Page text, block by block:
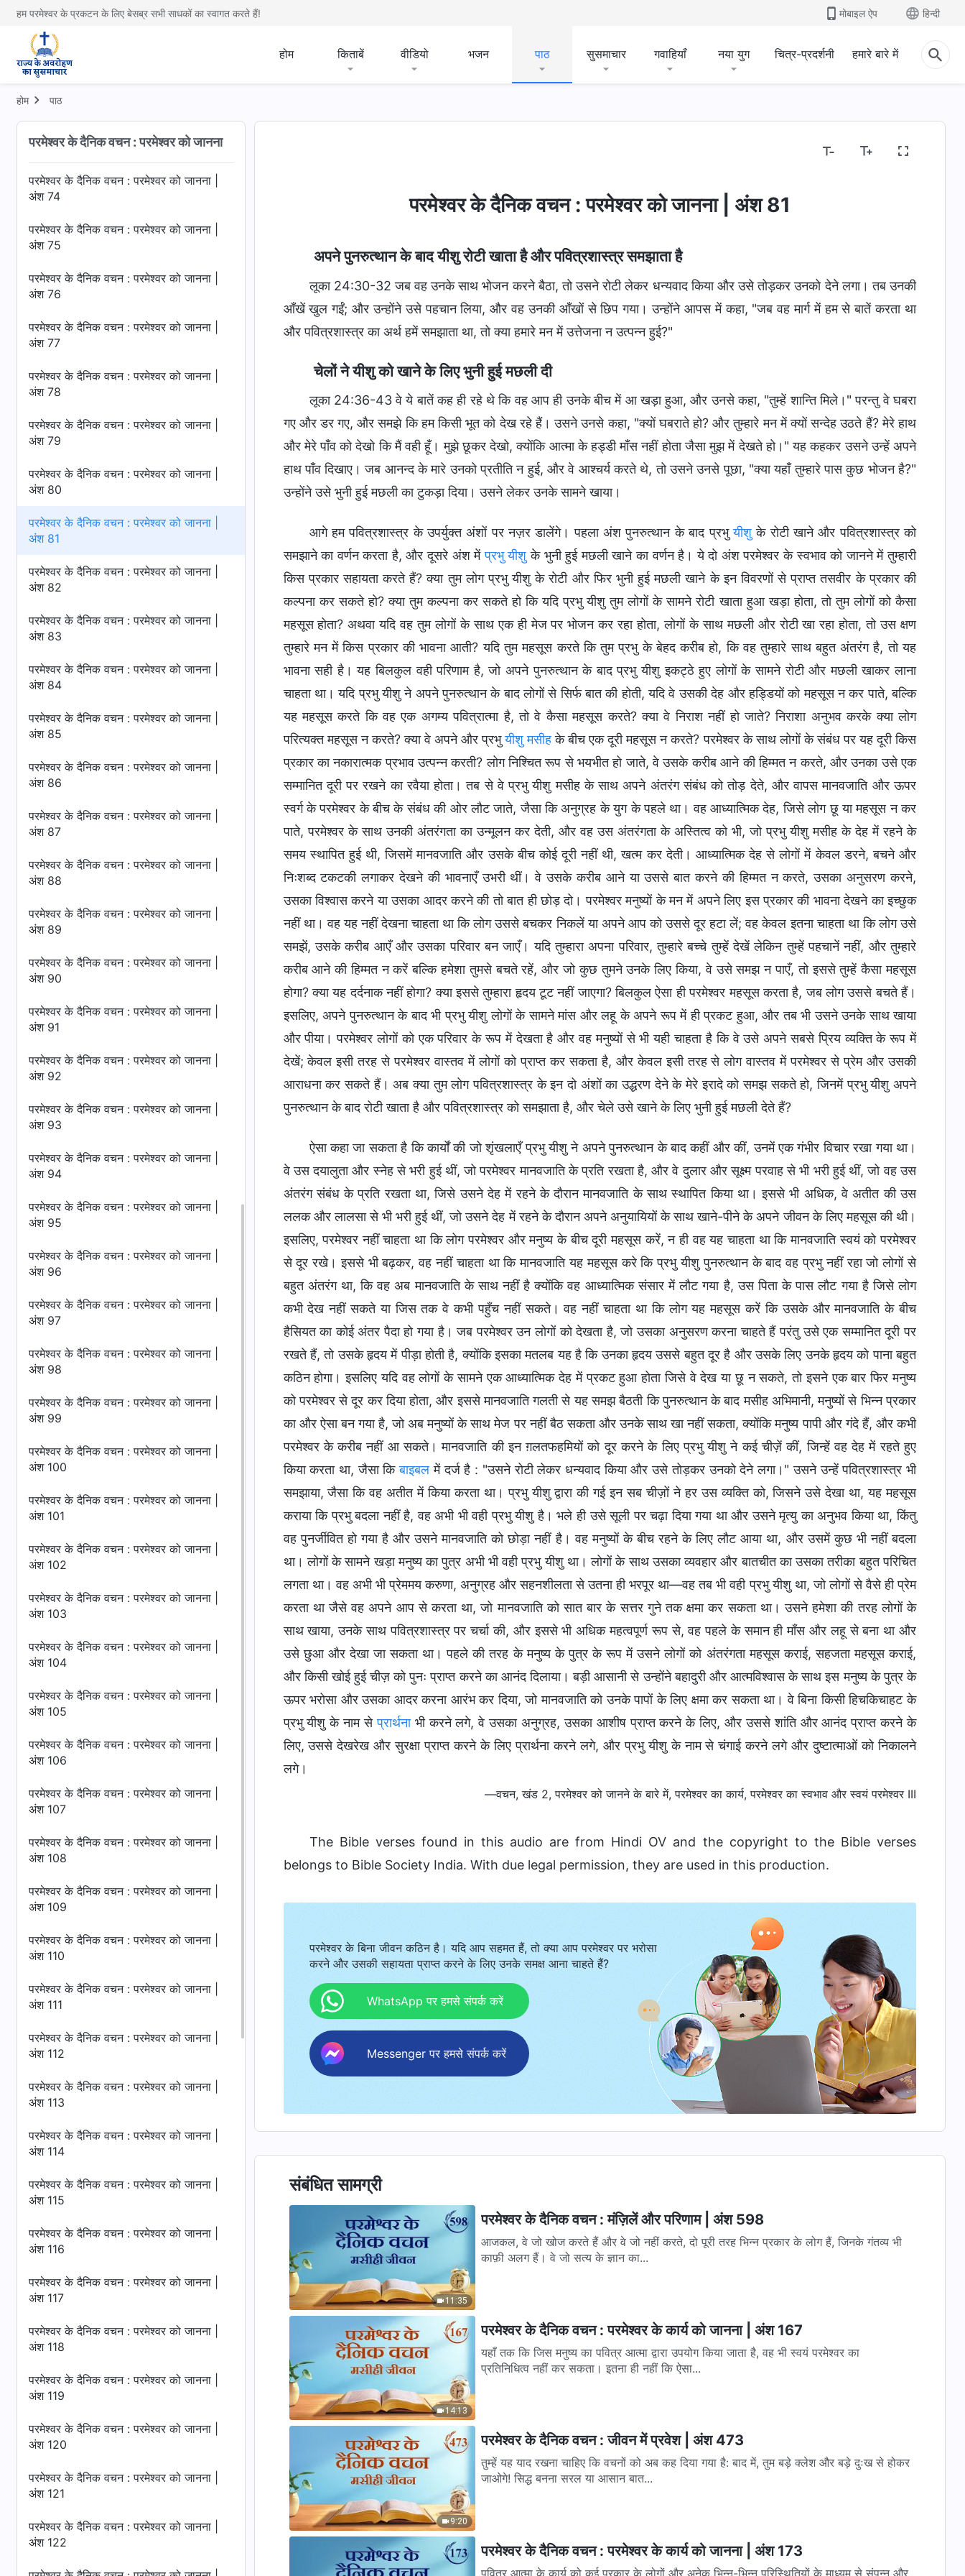
हम परमेश्वर के प्रकटन के लिए बेसब्र सभी साधकों का स्वागत करते हैं! मोबाइल ऐप हिन्दी
होम किताबें वीडियो भजन पाठ सुसमाचार गवाहियाँ नया युग चित्र-प्रदर्शनी हमारे बारे में
होम पाठ
परमेश्वर के दैनिक वचन : परमेश्वर को जानना
परमेश्वर के दैनिक वचन : परमेश्वर को जानना |
अंश 71
अंश 72
परमेश्वर के दैनिक वचन : परमेश्वर को जानना |
अंश 73
परमेश्वर के दैनिक वचन : परमेश्वर को जानना |
अंश 74
परमेश्वर के दैनिक वचन : परमेश्वर को जानना |
अंश 75
परमेश्वर के दैनिक वचन : परमेश्वर को जानना |
अंश 76
परमेश्वर के दैनिक वचन : परमेश्वर को जानना |
अंश 77
परमेश्वर के दैनिक वचन : परमेश्वर को जानना |
अंश 78
परमेश्वर के दैनिक वचन : परमेश्वर को जानना |
अंश 79
परमेश्वर के दैनिक वचन : परमेश्वर को जानना |
अंश 80
परमेश्वर के दैनिक वचन : परमेश्वर को जानना |
अंश 81
परमेश्वर के दैनिक वचन : परमेश्वर को जानना |
अंश 82
परमेश्वर के दैनिक वचन : परमेश्वर को जानना |
अंश 83
परमेश्वर के दैनिक वचन : परमेश्वर को जानना |
अंश 84
परमेश्वर के दैनिक वचन : परमेश्वर को जानना |
अंश 85
परमेश्वर के दैनिक वचन : परमेश्वर को जानना |
अंश 86
परमेश्वर के दैनिक वचन : परमेश्वर को जानना |
अंश 87
परमेश्वर के दैनिक वचन : परमेश्वर को जानना |
अंश 88
परमेश्वर के दैनिक वचन : परमेश्वर को जानना |
अंश 89
परमेश्वर के दैनिक वचन : परमेश्वर को जानना |
अंश 90
परमेश्वर के दैनिक वचन : परमेश्वर को जानना |
अंश 91
परमेश्वर के दैनिक वचन : परमेश्वर को जानना |
अंश 92
परमेश्वर के दैनिक वचन : परमेश्वर को जानना |
अंश 93
परमेश्वर के दैनिक वचन : परमेश्वर को जानना |
अंश 94
परमेश्वर के दैनिक वचन : परमेश्वर को जानना |
अंश 95
परमेश्वर के दैनिक वचन : परमेश्वर को जानना |
अंश 96
परमेश्वर के दैनिक वचन : परमेश्वर को जानना |
अंश 97
परमेश्वर के दैनिक वचन : परमेश्वर को जानना |
अंश 98
परमेश्वर के दैनिक वचन : परमेश्वर को जानना |
अंश 99
परमेश्वर के दैनिक वचन : परमेश्वर को जानना |
अंश 100
परमेश्वर के दैनिक वचन : परमेश्वर को जानना |
अंश 101
परमेश्वर के दैनिक वचन : परमेश्वर को जानना |
अंश 102
परमेश्वर के दैनिक वचन : परमेश्वर को जानना |
अंश 103
परमेश्वर के दैनिक वचन : परमेश्वर को जानना |
अंश 104
परमेश्वर के दैनिक वचन : परमेश्वर को जानना |
अंश 105
परमेश्वर के दैनिक वचन : परमेश्वर को जानना |
अंश 106
परमेश्वर के दैनिक वचन : परमेश्वर को जानना |
अंश 107
परमेश्वर के दैनिक वचन : परमेश्वर को जानना |
अंश 108
परमेश्वर के दैनिक वचन : परमेश्वर को जानना |
अंश 109
परमेश्वर के दैनिक वचन : परमेश्वर को जानना |
अंश 110
परमेश्वर के दैनिक वचन : परमेश्वर को जानना |
अंश 111
परमेश्वर के दैनिक वचन : परमेश्वर को जानना |
अंश 112
परमेश्वर के दैनिक वचन : परमेश्वर को जानना |
अंश 113
परमेश्वर के दैनिक वचन : परमेश्वर को जानना |
अंश 114
परमेश्वर के दैनिक वचन : परमेश्वर को जानना |
अंश 115
परमेश्वर के दैनिक वचन : परमेश्वर को जानना |
अंश 116
परमेश्वर के दैनिक वचन : परमेश्वर को जानना |
अंश 117
परमेश्वर के दैनिक वचन : परमेश्वर को जानना |
अंश 118
परमेश्वर के दैनिक वचन : परमेश्वर को जानना |
अंश 119
परमेश्वर के दैनिक वचन : परमेश्वर को जानना |
अंश 120
परमेश्वर के दैनिक वचन : परमेश्वर को जानना |
अंश 121
परमेश्वर के दैनिक वचन : परमेश्वर को जानना |
अंश 122
परमेश्वर के दैनिक वचन : परमेश्वर को जानना | अंश 81
अपने पुनरुत्थान के बाद यीशु रोटी खाता है और पवित्रशास्त्र समझाता है
लूका 24:30-32 जब वह उनके साथ भोजन करने बैठा, तो उसने रोटी लेकर धन्यवाद किया और उसे तोड़कर उनको देने लगा। तब उनकी
आँखें खुल गईं; और उन्होंने उसे पहचान लिया, और वह उनकी आँखों से छिप गया। उन्होंने आपस में कहा, "जब वह मार्ग में हम से बातें करता था
और पवित्रशास्त्र का अर्थ हमें समझाता था, तो क्या हमारे मन में उत्तेजना न उत्पन्न हुई?"
चेलों ने यीशु को खाने के लिए भुनी हुई मछली दी
लूका 24:36-43 वे ये बातें कह ही रहे थे कि वह आप ही उनके बीच में आ खड़ा हुआ, और उनसे कहा, "तुम्हें शान्ति मिले।" परन्तु वे घबरा
गए और डर गए, और समझे कि हम किसी भूत को देख रहे हैं। उसने उनसे कहा, "क्यों घबराते हो? और तुम्हारे मन में क्यों सन्देह उठते हैं? मेरे हाथ
और मेरे पाँव को देखो कि मैं वही हूँ। मुझे छूकर देखो, क्योंकि आत्मा के हड्डी माँस नहीं होता जैसा मुझ में देखते हो।" यह कहकर उसने उन्हें अपने
हाथ पाँव दिखाए। जब आनन्द के मारे उनको प्रतीति न हुई, और वे आश्‍चर्य करते थे, तो उसने उनसे पूछा, "क्या यहाँ तुम्हारे पास कुछ भोजन है?"
उन्होंने उसे भुनी हुई मछली का टुकड़ा दिया। उसने लेकर उनके सामने खाया।
आगे हम पवित्रशास्त्र के उपर्युक्त अंशों पर नज़र डालेंगे। पहला अंश पुनरुत्थान के बाद प्रभुयीशुके रोटी खाने और पवित्रशास्त्र को
समझाने का वर्णन करता है, और दूसरे अंश मेंप्रभु यीशु के भुनी हुई मछली खाने का वर्णन है। ये दो अंश परमेश्वर के स्वभाव को जानने में तुम्हारी
किस प्रकार सहायता करते हैं? क्या तुम लोग प्रभु यीशु के रोटी और फिर भुनी हुई मछली खाने के इन विवरणों से प्राप्त तसवीर के प्रकार की
कल्पना कर सकते हो? क्या तुम कल्पना कर सकते हो कि यदि प्रभु यीशु तुम लोगों के सामने रोटी खाता हुआ खड़ा होता, तो तुम लोगों को कैसा
महसूस होता? अथवा यदि वह तुम लोगों के साथ एक ही मेज पर भोजन कर रहा होता, लोगों के साथ मछली और रोटी खा रहा होता, तो उस क्षण
तुम्हारे मन में किस प्रकार की भावना आती? यदि तुम महसूस करते कि तुम प्रभु के बेहद करीब हो, कि वह तुम्हारे साथ बहुत अंतरंग है, तो यह
भावना सही है। यह बिलकुल वही परिणाम है, जो अपने पुनरुत्थान के बाद प्रभु यीशु इकट्ठे हुए लोगों के सामने रोटी और मछली खाकर लाना
चाहता था। यदि प्रभु यीशु ने अपने पुनरुत्थान के बाद लोगों से सिर्फ बात की होती, यदि वे उसकी देह और हड्डियों को महसूस न कर पाते, बल्कि
यह महसूस करते कि वह एक अगम्य पवित्रात्मा है, तो वे कैसा महसूस करते? क्या वे निराश नहीं हो जाते? निराशा अनुभव करके क्या लोग
परित्यक्त महसूस न करते? क्या वे अपने और प्रभुयीशु मसीहके बीच एक दूरी महसूस न करते? परमेश्वर के साथ लोगों के संबंध पर यह दूरी किस
प्रकार का नकारात्मक प्रभाव उत्पन्न करती? लोग निश्चित रूप से भयभीत हो जाते, वे उसके करीब आने की हिम्मत न करते, और उनका उसे एक
सम्मानित दूरी पर रखने का रवैया होता। तब से वे प्रभु यीशु मसीह के साथ अपने अंतरंग संबंध को तोड़ देते, और वापस मानवजाति और ऊपर
स्वर्ग के परमेश्वर के बीच के संबंध की ओर लौट जाते, जैसा कि अनुग्रह के युग के पहले था। वह आध्यात्मिक देह, जिसे लोग छू या महसूस न कर
पाते, परमेश्वर के साथ उनकी अंतरंगता का उन्मूलन कर देती, और वह उस अंतरंगता के अस्तित्व को भी, जो प्रभु यीशु मसीह के देह में रहने के
समय स्थापित हुई थी, जिसमें मानवजाति और उसके बीच कोई दूरी नहीं थी, खत्म कर देती। आध्यात्मिक देह से लोगों में केवल डरने, बचने और
निःशब्द टकटकी लगाकर देखने की भावनाएँ उभरी थीं। वे उसके करीब आने या उससे बात करने की हिम्मत न करते, उसका अनुसरण करने,
उसका विश्वास करने या उसका आदर करने की तो बात ही छोड़ दो। परमेश्वर मनुष्यों के मन में अपने लिए इस प्रकार की भावना देखने का इच्छुक
नहीं था। वह यह नहीं देखना चाहता था कि लोग उससे बचकर निकलें या अपने आप को उससे दूर हटा लें; वह केवल इतना चाहता था कि लोग उसे
समझें, उसके करीब आएँ और उसका परिवार बन जाएँ। यदि तुम्हारा अपना परिवार, तुम्हारे बच्चे तुम्हें देखें लेकिन तुम्हें पहचानें नहीं, और तुम्हारे
करीब आने की हिम्मत न करें बल्कि हमेशा तुमसे बचते रहें, और जो कुछ तुमने उनके लिए किया, वे उसे समझ न पाएँ, तो इससे तुम्हें कैसा महसूस
होगा? क्या यह दर्दनाक नहीं होगा? क्या इससे तुम्हारा हृदय टूट नहीं जाएगा? बिलकुल ऐसा ही परमेश्वर महसूस करता है, जब लोग उससे बचते हैं।
इसलिए, अपने पुनरुत्थान के बाद भी प्रभु यीशु लोगों के सामने मांस और लहू के अपने रूप में ही प्रकट हुआ, और तब भी उसने उनके साथ खाया
और पीया। परमेश्वर लोगों को एक परिवार के रूप में देखता है और वह मनुष्यों से भी यही चाहता है कि वे उसे अपने सबसे प्रिय व्यक्ति के रूप में
देखें; केवल इसी तरह से परमेश्वर वास्तव में लोगों को प्राप्त कर सकता है, और केवल इसी तरह से लोग वास्तव में परमेश्वर से प्रेम और उसकी
आराधना कर सकते हैं। अब क्या तुम लोग पवित्रशास्त्र के इन दो अंशों का उद्धरण देने के मेरे इरादे को समझ सकते हो, जिनमें प्रभु यीशु अपने
पुनरुत्थान के बाद रोटी खाता है और पवित्रशास्त्र को समझाता है, और चेले उसे खाने के लिए भुनी हुई मछली देते हैं?
ऐसा कहा जा सकता है कि कार्यों की जो शृंखलाएँ प्रभु यीशु ने अपने पुनरुत्थान के बाद कहीं और कीं, उनमें एक गंभीर विचार रखा गया था।
वे उस दयालुता और स्नेह से भरी हुई थीं, जो परमेश्वर मानवजाति के प्रति रखता है, और वे दुलार और सूक्ष्म परवाह से भी भरी हुई थीं, जो वह उस
अंतरंग संबंध के प्रति रखता था, जिसे उसने देह में रहने के दौरान मानवजाति के साथ स्थापित किया था। इससे भी अधिक, वे अतीत की उस
ललक और लालसा से भी भरी हुई थीं, जो उसने देह में रहने के दौरान अपने अनुयायियों के साथ खाने-पीने के अपने जीवन के लिए महसूस की थी।
इसलिए, परमेश्वर नहीं चाहता था कि लोग परमेश्वर और मनुष्य के बीच दूरी महसूस करें, न ही वह यह चाहता था कि मानवजाति स्वयं को परमेश्वर
से दूर रखे। इससे भी बढ़कर, वह नहीं चाहता था कि मानवजाति यह महसूस करे कि प्रभु यीशु पुनरुत्थान के बाद वह प्रभु नहीं रहा जो लोगों से
बहुत अंतरंग था, कि वह अब मानवजाति के साथ नहीं है क्योंकि वह आध्यात्मिक संसार में लौट गया है, उस पिता के पास लौट गया है जिसे लोग
कभी देख नहीं सकते या जिस तक वे कभी पहुँच नहीं सकते। वह नहीं चाहता था कि लोग यह महसूस करें कि उसके और मानवजाति के बीच
हैसियत का कोई अंतर पैदा हो गया है। जब परमेश्वर उन लोगों को देखता है, जो उसका अनुसरण करना चाहते हैं परंतु उसे एक सम्मानित दूरी पर
रखते हैं, तो उसके हृदय में पीड़ा होती है, क्योंकि इसका मतलब यह है कि उनका हृदय उससे बहुत दूर है और उसके लिए उनके हृदय को पाना बहुत
कठिन होगा। इसलिए यदि वह लोगों के सामने एक आध्यात्मिक देह में प्रकट हुआ होता जिसे वे देख या छू न सकते, तो इसने एक बार फिर मनुष्य
को परमेश्वर से दूर कर दिया होता, और इससे मानवजाति गलती से यह समझ बैठती कि पुनरुत्थान के बाद मसीह अभिमानी, मनुष्यों से भिन्न प्रकार
का और ऐसा बन गया है, जो अब मनुष्यों के साथ मेज पर नहीं बैठ सकता और उनके साथ खा नहीं सकता, क्योंकि मनुष्य पापी और गंदे हैं, और कभी
परमेश्वर के करीब नहीं आ सकते। मानवजाति की इन ग़लतफहमियों को दूर करने के लिए प्रभु यीशु ने कई चीज़ें कीं, जिन्हें वह देह में रहते हुए
किया करता था, जैसा किबाइबल में दर्ज है : "उसने रोटी लेकर धन्यवाद किया और उसे तोड़कर उनको देने लगा।" उसने उन्हें पवित्रशास्त्र भी
समझाया, जैसा कि वह अतीत में किया करता था। प्रभु यीशु द्वारा की गई इन सब चीज़ों ने हर उस व्यक्ति को, जिसने उसे देखा था, यह महसूस
कराया कि प्रभु बदला नहीं है, वह अभी भी वही प्रभु यीशु है। भले ही उसे सूली पर चढ़ा दिया गया था और उसने मृत्यु का अनुभव किया था, किंतु
वह पुनर्जीवित हो गया है और उसने मानवजाति को छोड़ा नहीं है। वह मनुष्यों के बीच रहने के लिए लौट आया था, और उसमें कुछ भी नहीं बदला
था। लोगों के सामने खड़ा मनुष्य का पुत्र अभी भी वही प्रभु यीशु था। लोगों के साथ उसका व्यवहार और बातचीत का उसका तरीका बहुत परिचित
लगता था। वह अभी भी प्रेममय करुणा, अनुग्रह और सहनशीलता से उतना ही भरपूर था—वह तब भी वही प्रभु यीशु था, जो लोगों से वैसे ही प्रेम
करता था जैसे वह अपने आप से करता था, जो मानवजाति को सात बार के सत्तर गुने तक क्षमा कर सकता था। उसने हमेशा की तरह लोगों के
साथ खाया, उनके साथ पवित्रशास्त्र पर चर्चा की, और इससे भी अधिक महत्वपूर्ण रूप से, वह पहले के समान ही माँस और लहू से बना था और
उसे छुआ और देखा जा सकता था। पहले की तरह के मनुष्य के पुत्र के रूप में उसने लोगों को अंतरंगता महसूस कराई, सहजता महसूस कराई,
और किसी खोई हुई चीज़ को पुनः प्राप्त करने का आनंद दिलाया। बड़ी आसानी से उन्होंने बहादुरी और आत्मविश्वास के साथ इस मनुष्य के पुत्र के
ऊपर भरोसा और उसका आदर करना आरंभ कर दिया, जो मानवजाति को उनके पापों के लिए क्षमा कर सकता था। वे बिना किसी हिचकिचाहट के
प्रभु यीशु के नाम सेप्रार्थनाभी करने लगे, वे उसका अनुग्रह, उसका आशीष प्राप्त करने के लिए, और उससे शांति और आनंद प्राप्त करने के
लिए, उससे देखरेख और सुरक्षा प्राप्त करने के लिए प्रार्थना करने लगे, और प्रभु यीशु के नाम से चंगाई करने लगे और दुष्टात्माओं को निकालने
लगे।
—वचन, खंड 2, परमेश्वर को जानने के बारे में, परमेश्वर का कार्य, परमेश्वर का स्वभाव और स्वयं परमेश्वर III
The Bible verses found in this audio are from Hindi OV and the copyright to the Bible verses
belongs to Bible Society India. With due legal permission, they are used in this production.
परमेश्वर के बिना जीवन कठिन है। यदि आप सहमत हैं, तो क्या आप परमेश्वर पर भरोसा
करने और उसकी सहायता प्राप्त करने के लिए उनके समक्ष आना चाहते हैं?
WhatsApp पर हमसे संपर्क करें
Messenger पर हमसे संपर्क करें
संबंधित सामग्री
11:35
परमेश्वर के दैनिक वचन : मंज़िलें और परिणाम | अंश 598
आजकल, वे जो खोज करते हैं और वे जो नहीं करते, दो पूरी तरह भिन्न प्रकार के लोग हैं, जिनके गंतव्य भी
काफ़ी अलग हैं। वे जो सत्य के ज्ञान का...
14:13
परमेश्वर के दैनिक वचन : परमेश्वर के कार्य को जानना | अंश 167
यहाँ तक कि जिस मनुष्य का पवित्र आत्मा द्वारा उपयोग किया जाता है, वह भी स्वयं परमेश्वर का
प्रतिनिधित्व नहीं कर सकता। इतना ही नहीं कि ऐसा...
9:20
परमेश्वर के दैनिक वचन : जीवन में प्रवेश | अंश 473
तुम्हें यह याद रखना चाहिए कि वचनों को अब कह दिया गया है: बाद में, तुम बड़े क्लेश और बड़े दुःख से होकर
जाओगे! सिद्ध बनना सरल या आसान बात...
परमेश्वर के दैनिक वचन : परमेश्वर के कार्य को जानना | अंश 173